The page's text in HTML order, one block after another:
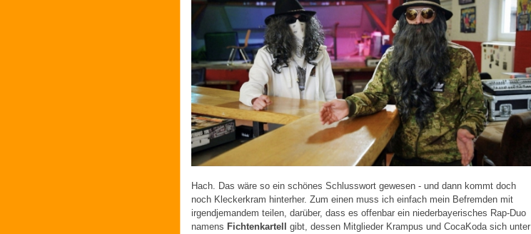
Hach. Das wäre so ein schönes Schlusswort gewesen - und dann kommt doch
noch Kleckerkram hinterher. Zum einen muss ich einfach mein Befremden mit
irgendjemandem teilen, darüber, dass es offenbar ein niederbayerisches Rap-Duo
namens Fichtenkartell
gibt, dessen Mitglieder Krampus und CocaKoda sich unter